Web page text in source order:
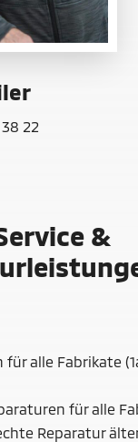
22
&
alle Fabrikate
für alle
Reparatur